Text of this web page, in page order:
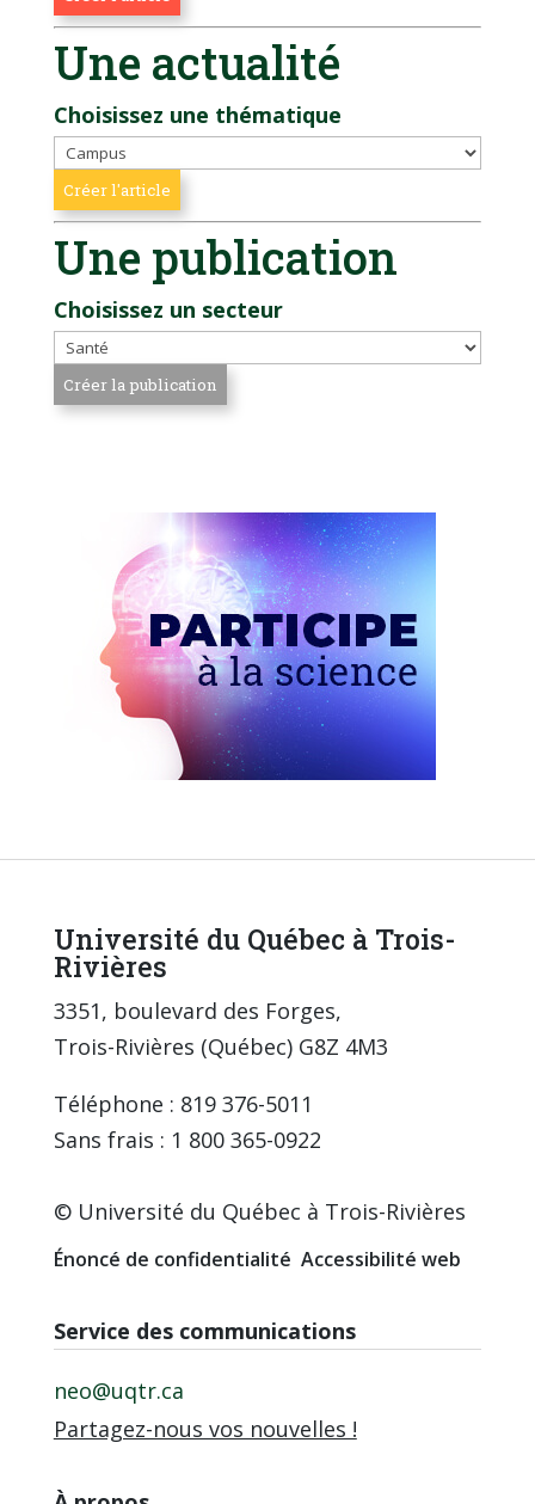
Une actualité
Choisissez une thématique
Une publication
Choisissez un secteur
Université du Québec à Trois-
Rivières
3351, boulevard des Forges,
Trois-Rivières (Québec) G8Z 4M3
Téléphone : 819 376-5011
Sans frais : 1 800 365-0922
© Université du Québec à Trois-Rivières
Énoncé de confidentialité Accessibilité web
Service des communications
neo@uqtr.ca
Partagez-nous vos nouvelles !